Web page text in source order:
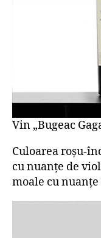
Vin „Bugeac
Culoarea roșu-
cu nuanțe de
moale cu